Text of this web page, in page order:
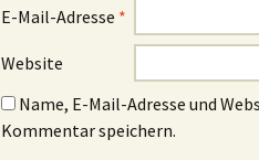
E-Mail-Adresse *
Website
Name, E-Mail-Adresse und
Kommentar speichern.